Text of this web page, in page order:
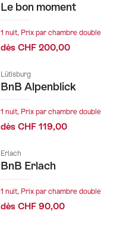
Le bon moment
1 nuit, Prix par chambre double
dès CHF 200,00
Lütisburg
BnB Alpenblick
1 nuit, Prix par chambre double
dès CHF 119,00
Erlach
BnB Erlach
1 nuit, Prix par chambre double
dès CHF 90,00